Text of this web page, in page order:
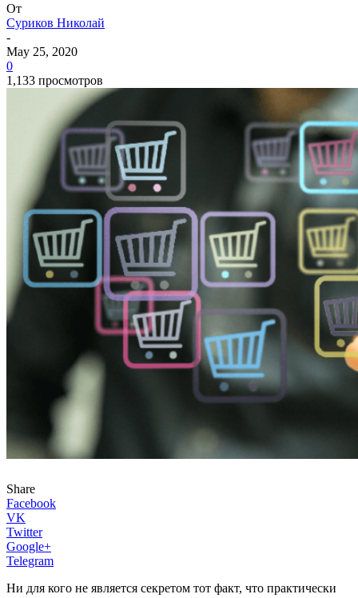
От
Суриков Николай
-
May 25, 2020
0
1,133 просмотров
Share
Facebook
VK
Twitter
Google+
Telegram
Ни для кого не является секретом тот факт, что практически